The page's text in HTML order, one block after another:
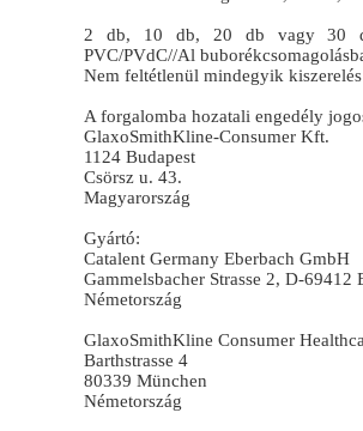
2 db, 10 db, 20 db vagy 30
PVC/PVdC//Al
Nem feltétlenül mindegyik
A forgalomba hozatali engedély
GlaxoSmithKline-Consumer Kft.
1124 Budapest
Csörsz u. 43.
Magyarország
Gyártó:
Catalent Germany Eberbach GmbH
Gammelsbacher Strasse 2, D-69412
Németország
GlaxoSmithKline Consumer
Barthstrasse 4
80339 München
Németország